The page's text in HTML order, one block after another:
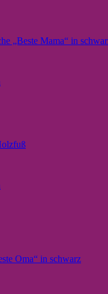
„Beste Mama“ in
Oma“ in schwarz